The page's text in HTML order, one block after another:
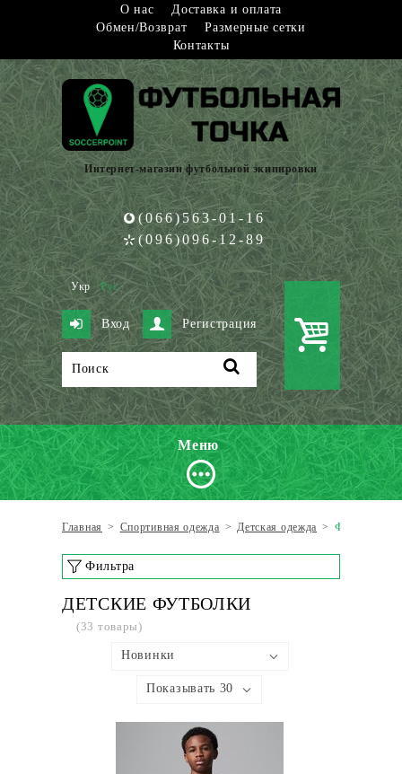
О нас
Доставка и оплата
Обмен/Возврат
Размерные сетки
Контакты
Интернет-магазин футбольной экипировки
(066)563-01-16
(096)096-12-89
Укр Рус
Вход Регистрация
Меню
Главная > Спортивная одежда > Детская одежда > Футболки
Фильтра
ДЕТСКИЕ ФУТБОЛКИ
(33 товары)
Новинки
Показывать 30